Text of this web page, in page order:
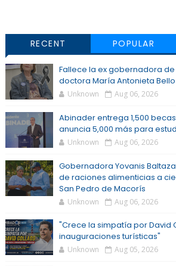
RECENT POPULAR
Fallece la ex gobernadora de
doctora María Antonieta Bello
Unknown Aug 06, 2026
Abinader entrega 1,500
anuncia 5,000 más para
Unknown Aug 06, 2026
Gobernadora Yovanis
de raciones alimenticias a
San Pedro de Macorís
Unknown Aug 06, 2026
"Crece la simpatía por David
inauguraciones turísticas"
Unknown Aug 05, 2026